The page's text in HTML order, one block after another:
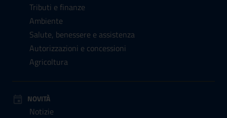
Tributi e finanze
Ambiente
Salute, benessere e assistenza
Autorizzazioni e concessioni
Agricoltura
NOVITÀ
Notizie